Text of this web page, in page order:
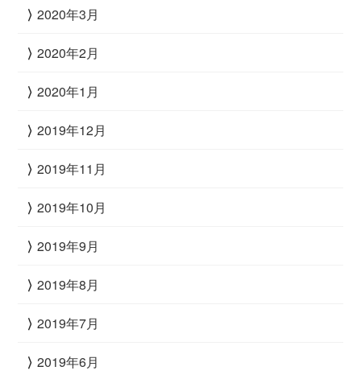
2020年3月
2020年2月
2020年1月
2019年12月
2019年11月
2019年10月
2019年9月
2019年8月
2019年7月
2019年6月